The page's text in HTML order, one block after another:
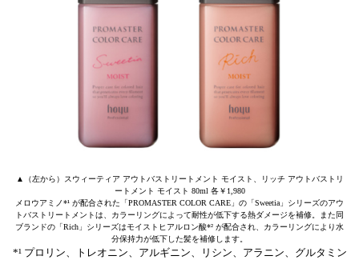
▲（左から）スウィーティア アウトバストリートメント モイスト、リッチ アウトバストリ
ートメント モイスト 80ml 各￥1,980
メロウアミノ*¹ が配合された「PROMASTER COLOR CARE」の「Sweetia」シリーズのアウ
トバストリートメントは、カラーリングによって耐性が低下する熱ダメージを補修。また同
ブランドの「Rich」シリーズはモイストヒアルロン酸*² が配合され、カラーリングにより水
分保持力が低下した髪を補修します。
*¹ プロリン、トレオニン、アルギニン、リシン、アラニン、グルタミン